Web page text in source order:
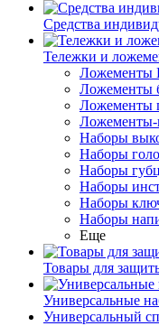
Средства
Тележки и
Ложементы
Ложементы
Ложементы
Ложементы-
Наборы
Наборы
Наборы
Наборы
Наборы
Наборы
Еще
Товары для
Универсальные
Универсальный